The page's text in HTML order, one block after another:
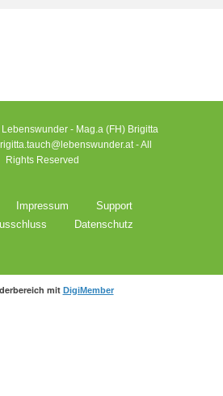
- Mag.a (FH) Brigitta
- All
Rights Reserved
Impressum
Support
Datenschutz
mit DigiMember